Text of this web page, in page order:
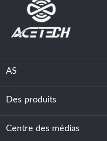
AS
À propos de nous
Durabilité
Des produits
Stockage d'énergie
Centre des médias